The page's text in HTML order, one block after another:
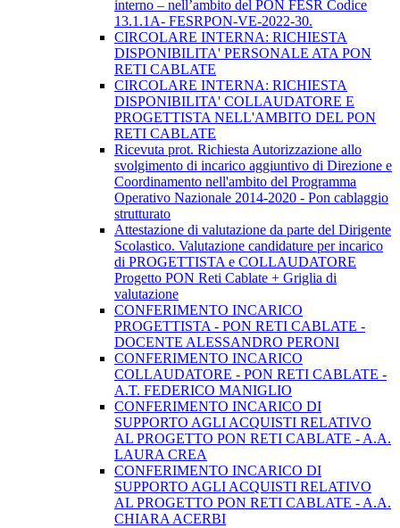
interno – nell’ambito del PON FESR Codice
13.1.1A- FESRPON-VE-2022-30.
CIRCOLARE INTERNA: RICHIESTA
DISPONIBILITA' PERSONALE ATA PON
RETI CABLATE
CIRCOLARE INTERNA: RICHIESTA
DISPONIBILITA' COLLAUDATORE E
PROGETTISTA NELL'AMBITO DEL PON
RETI CABLATE
Ricevuta prot. Richiesta Autorizzazione allo
svolgimento di incarico aggiuntivo di Direzione e
Coordinamento nell'ambito del Programma
Operativo Nazionale 2014-2020 - Pon cablaggio
strutturato
Attestazione di valutazione da parte del Dirigente
Scolastico. Valutazione candidature per incarico
di PROGETTISTA e COLLAUDATORE
Progetto PON Reti Cablate + Griglia di
valutazione
CONFERIMENTO INCARICO
PROGETTISTA - PON RETI CABLATE -
DOCENTE ALESSANDRO PERONI
CONFERIMENTO INCARICO
COLLAUDATORE - PON RETI CABLATE -
A.T. FEDERICO MANIGLIO
CONFERIMENTO INCARICO DI
SUPPORTO AGLI ACQUISTI RELATIVO
AL PROGETTO PON RETI CABLATE - A.A.
LAURA CREA
CONFERIMENTO INCARICO DI
SUPPORTO AGLI ACQUISTI RELATIVO
AL PROGETTO PON RETI CABLATE - A.A.
CHIARA ACERBI